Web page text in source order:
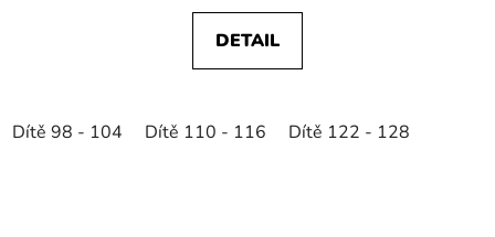
DETAIL
Dítě 98 - 104 Dítě 110 - 116 Dítě 122 - 128